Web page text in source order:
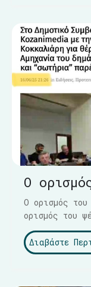
Ο
Ο ορισμός
ορισμός του
Διαβάστε